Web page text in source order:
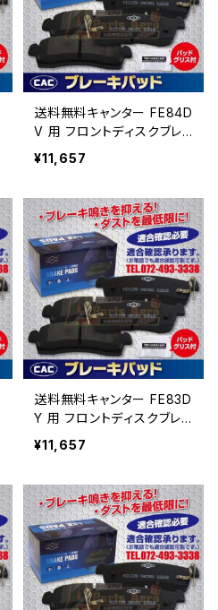
送料無料キャンター FE84D
V 用 フロントディスクブレ
ーキパッド左右 ＰＡ513
（CAC）/専用グリス付Ｗキャ
¥11,657
送料無料キャンター FE83D
Y 用 フロントディスクブレ
ーキパッド左右 ＰＡ513
（CAC）/専用グリス付Ｗキャ
¥11,657